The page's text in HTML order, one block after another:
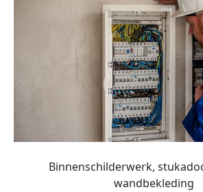
Binnenschilderwerk,
wandbekleding